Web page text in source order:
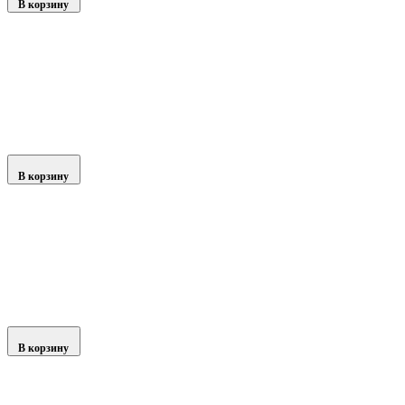
В корзину
В корзину
В корзину